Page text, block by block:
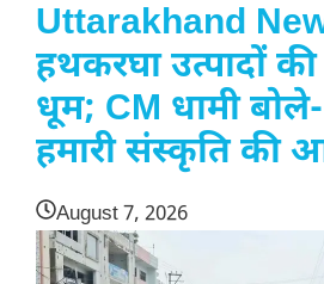
Uttarakhand
हथकरघा उत्पादों
धूम; CM धामी
हमारी संस्कृति की
August 7, 2026